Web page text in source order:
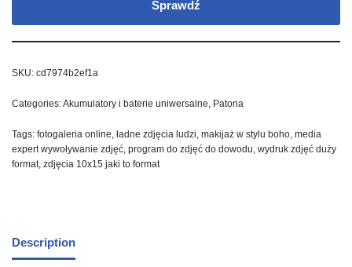
Sprawdź
SKU: cd7974b2ef1a
Categories:Akumulatory i baterie uniwersalne, Patona
Tags: fotogaleria online, ładne zdjęcia ludzi, makijaż w stylu boho, media
expert wywoływanie zdjęć, program do zdjęć do dowodu, wydruk zdjęć duży
format, zdjęcia 10x15 jaki to format
Description